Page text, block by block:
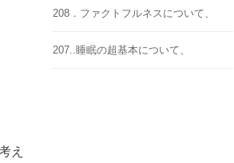
え
208．ファクトフルネスについて、
207..睡眠の超基本について、